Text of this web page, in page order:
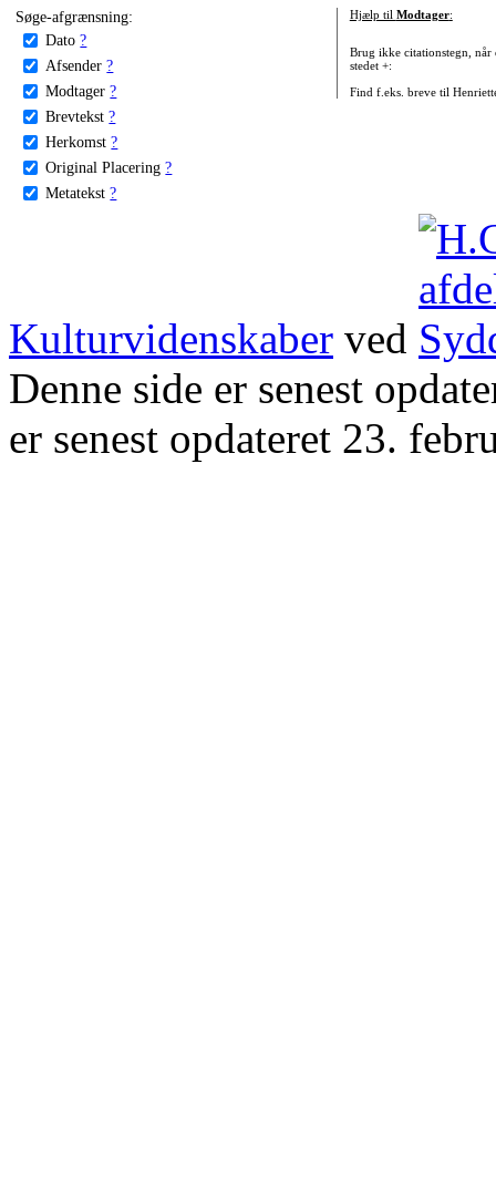
Søge-afgrænsning:
Dato ?
Afsender ?
Modtager ?
Brevtekst ?
Herkomst ?
Original Placering ?
Metatekst ?
Hjælp til Modtager:
Brug ikke citationstegn, når
stedet +:
Find f.eks. breve til
Kulturvidenskaber ved
Denne side er senest
er senest opdateret 23.